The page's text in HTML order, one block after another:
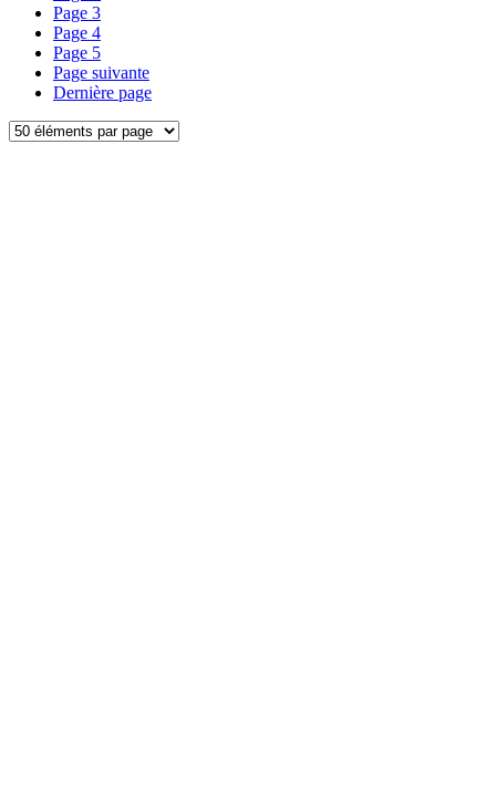
Page 3
Page 4
Page 5
Page suivante
Dernière page